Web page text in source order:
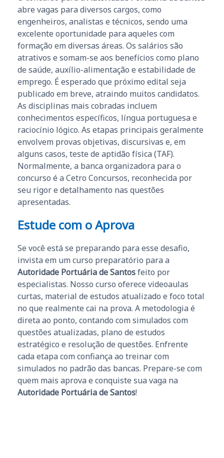
abre vagas para diversos cargos, como
engenheiros, analistas e técnicos, sendo uma
excelente oportunidade para aqueles com
formação em diversas áreas. Os salários são
atrativos e somam-se aos benefícios como plano
de saúde, auxílio-alimentação e estabilidade de
emprego. É esperado que próximo edital seja
publicado em breve, atraindo muitos candidatos.
As disciplinas mais cobradas incluem
conhecimentos específicos, língua portuguesa e
raciocínio lógico. As etapas principais geralmente
envolvem provas objetivas, discursivas e, em
alguns casos, teste de aptidão física (TAF).
Normalmente, a banca organizadora para o
concurso é a Cetro Concursos, reconhecida por
seu rigor e detalhamento nas questões
apresentadas.
Estude com o Aprova
Se você está se preparando para esse desafio,
invista em um curso preparatório para a
Autoridade Portuária de Santosfeito por
especialistas. Nosso curso oferece videoaulas
curtas, material de estudos atualizado e foco total
no que realmente cai na prova. A metodologia é
direta ao ponto, contando com simulados com
questões atualizadas, plano de estudos
estratégico e resolução de questões. Enfrente
cada etapa com confiança ao treinar com
simulados no padrão das bancas. Prepare-se com
quem mais aprova e conquiste sua vaga na
Autoridade Portuária de Santos!